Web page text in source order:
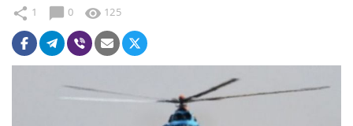
share 1 chat_bubble 0 visibility 125